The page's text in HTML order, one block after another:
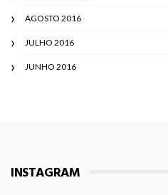
AGOSTO 2016
JULHO 2016
JUNHO 2016
INSTAGRAM